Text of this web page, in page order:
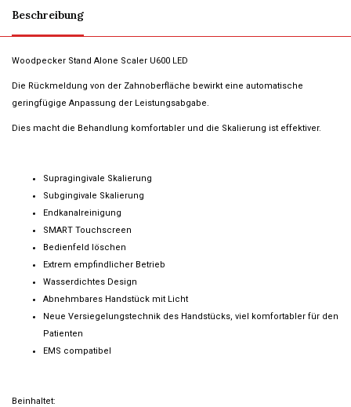
Beschreibung
Woodpecker Stand Alone Scaler U600 LED
Die Rückmeldung von der Zahnoberfläche bewirkt eine automatische
geringfügige Anpassung der Leistungsabgabe.
Dies macht die Behandlung komfortabler und die Skalierung ist effektiver.
Supragingivale Skalierung
Subgingivale Skalierung
Endkanalreinigung
SMART Touchscreen
Bedienfeld löschen
Extrem empfindlicher Betrieb
Wasserdichtes Design
Abnehmbares Handstück mit Licht
Neue Versiegelungstechnik des Handstücks, viel komfortabler für den
Patienten
EMS compatibel
Beinhaltet: